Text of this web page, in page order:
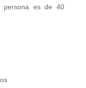
persona es de 40